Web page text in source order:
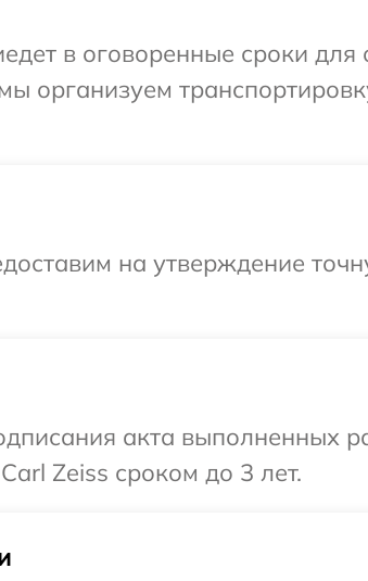
в оговоренные сроки для
организуем
на утверждение
акта выполненных
Zeiss сроком до 3 лет.